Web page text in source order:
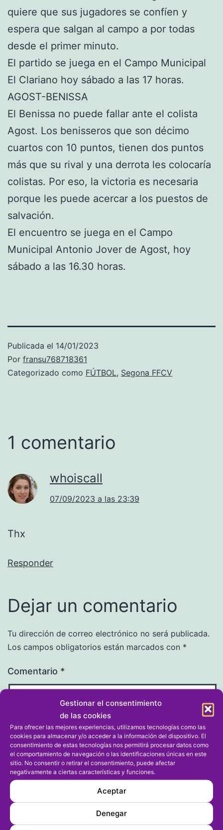
Gestionar el consentimiento
de las cookies
Para ofrecer las mejores experiencias, utilizamos tecnologías como las
cookies para almacenar y/o acceder a la información del dispositivo. El
consentimiento de estas tecnologías nos permitirá procesar datos como
el comportamiento de navegación o las identificaciones únicas en este
sitio. No consentir o retirar el consentimiento, puede afectar
negativamente a ciertas características y funciones.
Aceptar
Denegar
quiere que sus jugadores se confíen y
espera que salgan al campo a por todas
desde el primer minuto.
El partido se juega en el Campo Municipal
El Clariano hoy sábado a las 17 horas.
AGOST-BENISSA
El Benissa no puede fallar ante el colista
Agost. Los benisseros que son décimo
cuartos con 10 puntos, tienen dos puntos
más que su rival y una derrota les colocaría
colistas. Por eso, la victoria es necesaria
porque les puede acercar a los puestos de
salvación.
El encuentro se juega en el Campo
Municipal Antonio Jover de Agost, hoy
sábado a las 16.30 horas.
Publicada el 14/01/2023
Por fransu768718361
Categorizado como FÚTBOL, Segona FFCV
1 comentario
whoiscall
07/09/2023 a las 23:39
Thx
Responder
Dejar un comentario
Tu dirección de correo electrónico no será publicada.
Los campos obligatorios están marcados con *
Comentario *
Nombre